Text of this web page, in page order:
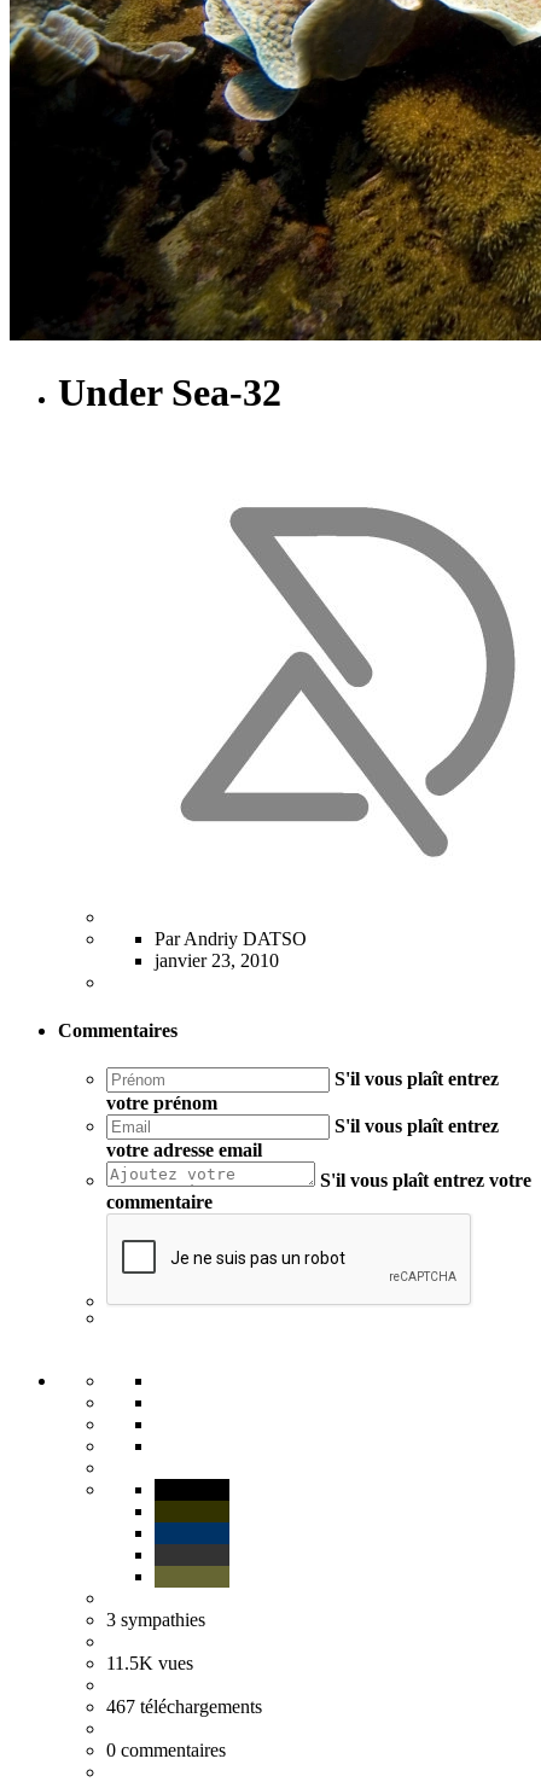
Under Sea-32
Par Andriy DATSO
janvier 23, 2010
Commentaires
S'il vous plaît entrez
votre prénom
S'il vous plaît entrez
votre adresse email
S'il vous plaît entrez votre
commentaire
3 sympathies
11.5K vues
467 téléchargements
0 commentaires